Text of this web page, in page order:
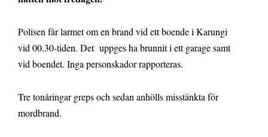
Polisen får larmet om en brand vid ett boende i Karungi
vid 00.30-tiden. Det uppges ha brunnit i ett garage samt
vid boendet. Inga personskador rapporteras.
Tre tonåringar greps och sedan anhölls misstänkta för
mordbrand.